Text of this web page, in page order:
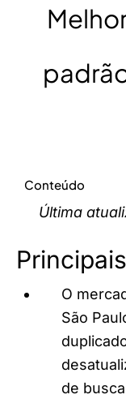
Conteúdo
Última
O
São
de